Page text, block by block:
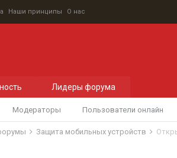
Наши принципы О нас
Модераторы Пользователи онлайн
Лидеры форума
Защита мобильных устройств